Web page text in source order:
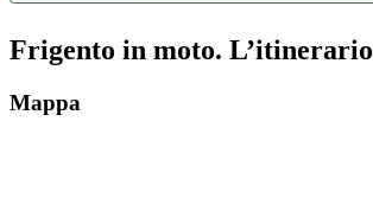
Frigento in moto. L’itinerario
Mappa